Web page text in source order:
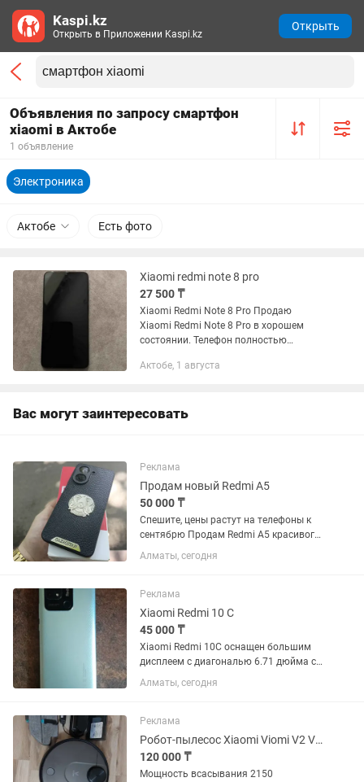
Объявления по запросу смартфон
xiaomi в Актобе
1 объявление
Электроника
Актобе Есть фото
Xiaomi redmi note 8 pro
27 500 ₸
Xiaomi Redmi Note 8 Pro Продаю
Xiaomi Redmi Note 8 Pro в хорошем
состоянии. Телефон полностью
функции работают: камера, динамики,
Актобе, 1 августа
Вас могут заинтересовать
Реклама
Продам новый Redmi A5
50 000 ₸
Спешите, цены растут на телефоны к
сентябрю Продам Redmi A5 красивого
золотого цвета, в идеальном
состоянии нового телефона, самый
среднем сегменте, который...
Алматы, сегодня
Реклама
Xiaomi Redmi 10 C
45 000 ₸
Xiaomi Redmi 10C оснащен большим
дисплеем с диагональю 6.71 дюйма с
защитным стеклом Corning Gorilla
Glass, которое защищает экран от
Redmi 10C позволяет...
Алматы, сегодня
Реклама
Робот-пылесос Xiaomi Viomi V2 Vacuum Cleaner
120 000 ₸
Мощность всасывания 2150
Kaspi.kz
Открыть в Приложении Kaspi.kz
Открыть